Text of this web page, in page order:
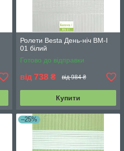
Ролети Besta День-ніч BМ-І
01 білий
Готово до відправки
від 738 ₴ від 984 ₴
Купити
–25%